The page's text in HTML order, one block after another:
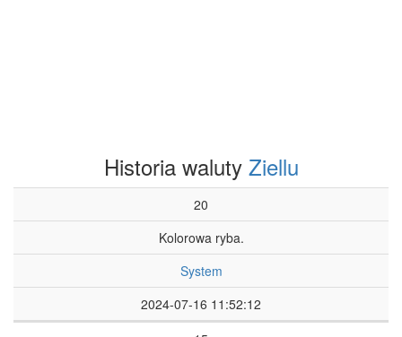
Historia waluty Ziellu
20
Kolorowa ryba.
System
2024-07-16 11:52:12